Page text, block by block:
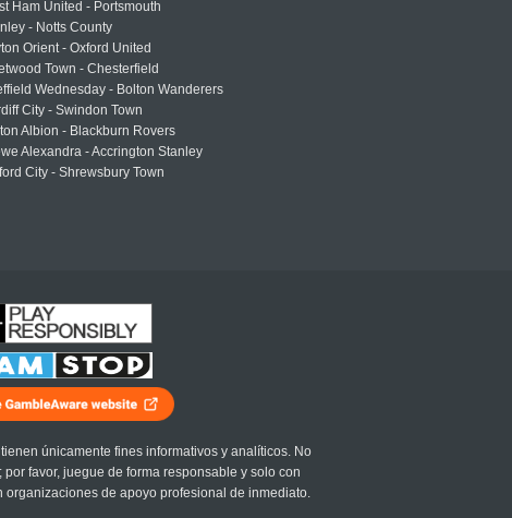
Ham United - Portsmouth
- Notts County
Orient - Oxford United
Town - Chesterfield
Wednesday - Bolton Wanderers
City - Swindon Town
Albion - Blackburn Rovers
Alexandra - Accrington Stanley
City - Shrewsbury Town
tienen únicamente fines informativos y analíticos. No
favor, juegue de forma responsable y solo con
de apoyo profesional de inmediato.